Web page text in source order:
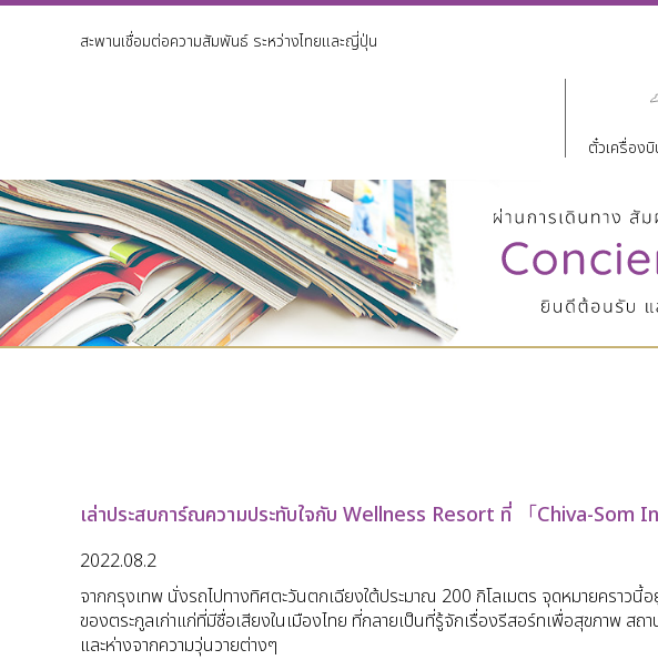
สะพานเชื่อมต่อความสัมพันธ์ ระหว่างไทยและญี่ปุ่น
ตั๋วเครื่องบิ
เล่าประสบการ์ณความประทับใจกับ Wellness Resort ที่ 「Chiva-
2022.08.2
จากกรุงเทพ นั่งรถไปทางทิศตะวันตกเฉียงใต้ประมาณ 200 กิโลเมตร จุดหมายครา
ของตระกูลเก่าแก่ที่มีชื่อเสียงในเมืองไทย ที่กลายเป็นที่รู้จักเรื่องรีสอร์ทเพื่อสุขภาพ สถ
และห่างจากความวุ่นวายต่างๆ